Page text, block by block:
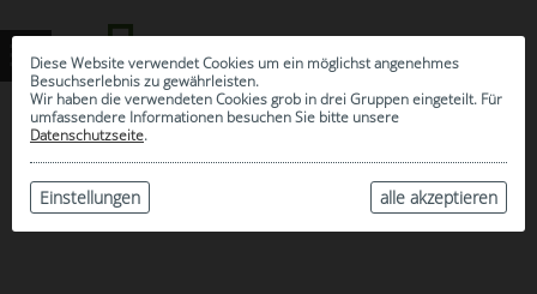
Diese Website verwendet Cookies um ein möglichst angenehmes
Besuchserlebnis zu gewährleisten.
Wir haben die verwendeten Cookies grob in drei Gruppen eingeteilt. Für
umfassendere Informationen besuchen Sie bitte unsere
Datenschutzseite.
alle akzeptieren
Einstellungen
ARCHIV